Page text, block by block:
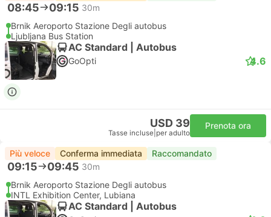
08:45 09:15 30m
Brnik Aeroporto Stazione Degli autobus
Ljubljana Bus Station
AC Standard | Autobus
GoOpti 4.6
USD 39
Tasse incluse per adulto
Prenota ora
Più veloce Conferma immediata Raccomandato
09:15 09:45 30m
Brnik Aeroporto Stazione Degli autobus
INTL Exhibition Center, Lubiana
AC Standard | Autobus